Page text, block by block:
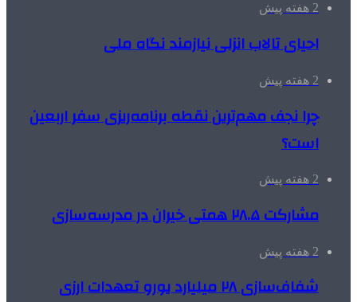
2 هفته پیش
احیای تالاب انزلی نیازمند نگاه ملی
2 هفته پیش
چرا نجف مهم‌ترین نقطه برنامه‌ریزی سفر اربعین
است؟
2 هفته پیش
مشارکت ۲۸.۵ همتی خیران در مدرسه‌سازی
2 هفته پیش
شفاف‌سازی ۲۸ میلیارد یورو تعهدات ارزی